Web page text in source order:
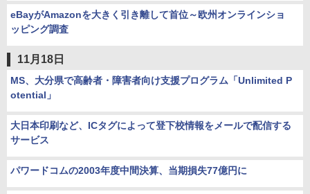
eBayがAmazonを大きく引き離して首位～欧州オンラインショ
ッピング調査
11月18日
MS、大分県で高齢者・障害者向け支援プログラム「Unlimited P
otential」
大日本印刷など、ICタグによって登下校情報をメールで配信する
サービス
パワードコムの2003年度中間決算、当期損失77億円に